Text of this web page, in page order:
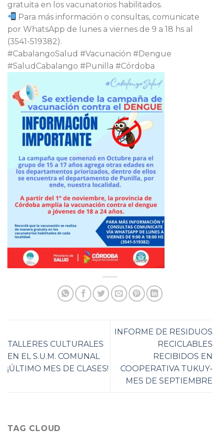
gratuita en los vacunatorios habilitados.
Para más información o consultas, comunicate
por WhatsApp de lunes a viernes de 9 a 18 hs al
(3541-519382).
#CabalangoSalud #Vacunación #Dengue
#SaludCabalango #Punilla #Córdoba
TALLERES CULTURALES
EN EL S.U.M. COMUNAL
¡ÚLTIMO MES DE CLASES!
INFORME DE RESIDUOS
RECICLABLES
RECIBIDOS EN
COOPERATIVA TUKUY-
MES DE SEPTIEMBRE
TAG CLOUD